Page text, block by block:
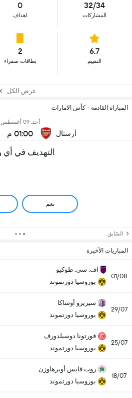
32/34
المشاركات
0
اهداف
6.7
التقييم
2
بطاقات صفراء
عرض الكل
المباراة القادمة - كأس الامارات
أرسنال
أحد, 09 أغسطس
01:00 م
التهديف في
نعم
السّابق
المباريات الأخيرة
01/08
اف. سي. طوكيو
بوروسيا دورتموند
29/07
سيريزو أوساكا
بوروسيا دورتموند
25/07
فورتونا دوسيلدورف
بوروسيا دورتموند
18/07
روت فايس أوبرهاوزن
بوروسيا دورتموند